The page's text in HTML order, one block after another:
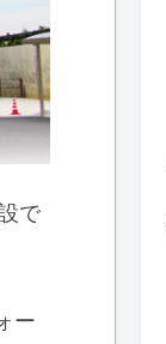
で
ー